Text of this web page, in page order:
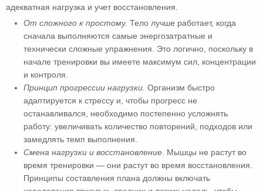
адекватная нагрузка и учет восстановления.
От сложного к простому. Тело лучше работает, когда
сначала выполняются самые энергозатратные и
технически сложные упражнения. Это логично, поскольку в
начале тренировки вы имеете максимум сил, концентрации
и контроля.
Принцип прогрессии нагрузки. Организм быстро
адаптируется к стрессу и, чтобы прогресс не
останавливался, необходимо постепенно усложнять
работу: увеличивать количество повторений, подходов или
замедлять темп выполнения.
Смена нагрузки и восстановление . Мышцы не растут во
время тренировки — они растут во время восстановления.
Принципы составления плана должны включать